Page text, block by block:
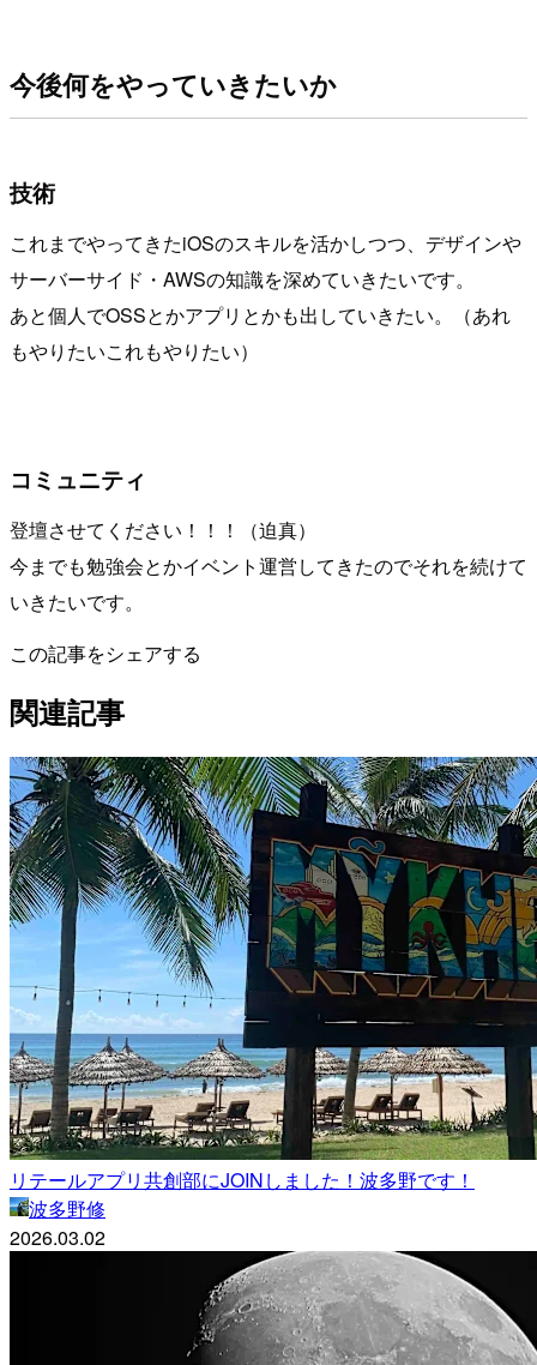
今後何をやっていきたいか
技術
これまでやってきたiOSのスキルを活かしつつ、デザインや
サーバーサイド・AWSの知識を深めていきたいです。
あと個人でOSSとかアプリとかも出していきたい。（あれ
もやりたいこれもやりたい）
コミュニティ
登壇させてください！！！（迫真）
今までも勉強会とかイベント運営してきたのでそれを続けて
いきたいです。
この記事をシェアする
関連記事
リテールアプリ共創部にJOINしました！波多野です！
波多野修
2026.03.02